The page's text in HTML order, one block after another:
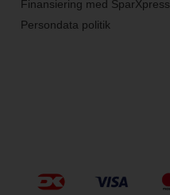
Finansiering med SparXpress
Persondata politik